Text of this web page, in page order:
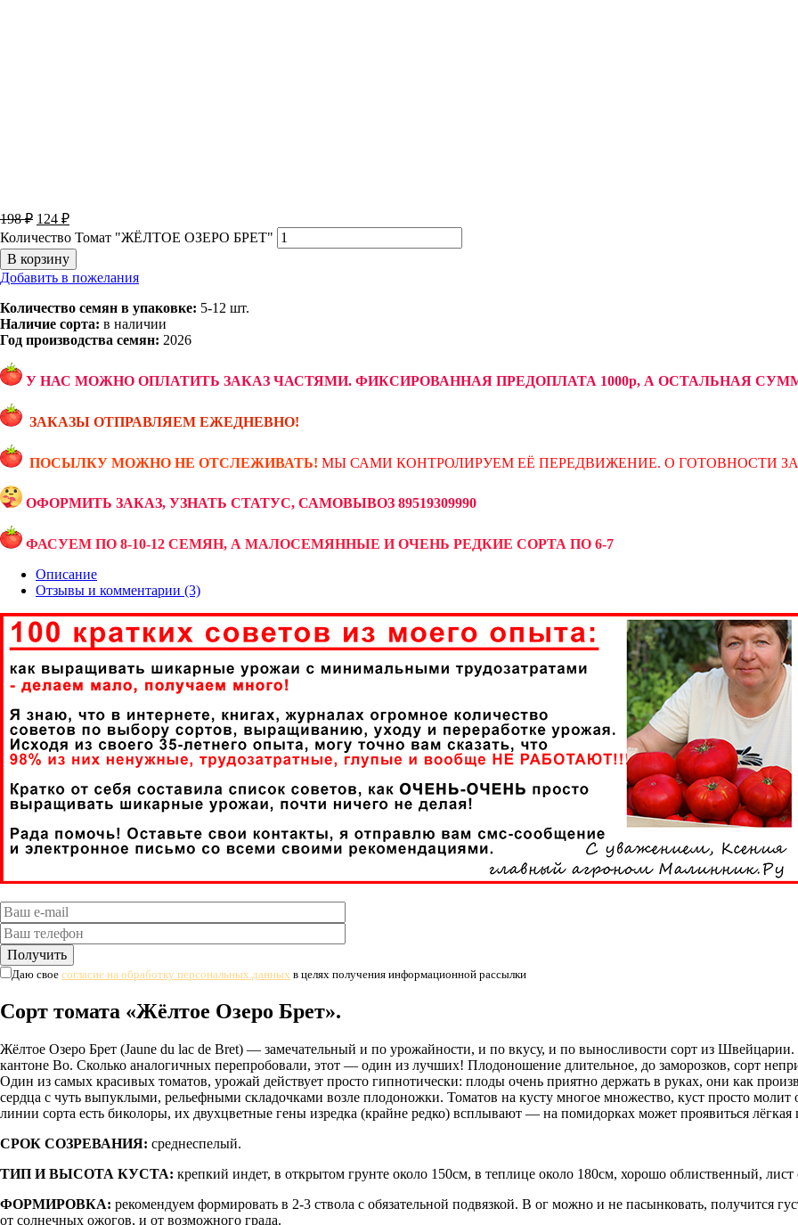
198₽ 124 ₽
Количество Томат "ЖЁЛТОЕ ОЗЕРО БРЕТ"
В корзину
Добавить в пожелания
Количество семян в упаковке: 5-12 шт.
Наличие сорта: в наличии
Год производства семян: 2026
У НАС МОЖНО ОПЛАТИТЬ ЗАКАЗ ЧАСТЯМИ. ФИКСИРОВАННАЯ ПРЕДОПЛАТА 1000р, А ОСТАЛЬНАЯ
ЗАКАЗЫ ОТПРАВЛЯЕМ ЕЖЕДНЕВНО!
ПОСЫЛКУ МОЖНО НЕ ОТСЛЕЖИВАТЬ! МЫ САМИ КОНТРОЛИРУЕМ ЕЁ ПЕРЕДВИЖЕНИЕ. О ГОТОВНОСТИ
ОФОРМИТЬ ЗАКАЗ, УЗНАТЬ СТАТУС, САМОВЫВОЗ 89519309990
ФАСУЕМ ПО 8-10-12 СЕМЯН, А МАЛОСЕМЯННЫЕ И ОЧЕНЬ РЕДКИЕ СОРТА ПО 6-7
Описание
Отзывы и комментарии (3)
Даю свое согласие на обработку персональных данных в целях получения информационной рассылки
Сорт томата «Жёлтое Озеро Брет».
Жёлтое Озеро Брет (Jaune du lac de Bret) — замечательный и по урожайности, и по вкусу, и по выносливости сорт из
кантоне Во. Сколько аналогичных перепробовали, этот — один из лучших! Плодоношение длительное, до заморозков, сорт
Один из самых красивых томатов, урожай действует просто гипнотически: плоды очень приятно держать в руках, они как
сердца с чуть выпуклыми, рельефными складочками возле плодоножки. Томатов на кусту многое множество, куст просто молит
линии сорта есть биколоры, их двухцветные гены изредка (крайне редко) всплывают — на помидорках может проявиться
СРОК СОЗРЕВАНИЯ: среднеспелый.
ТИП И ВЫСОТА КУСТА: крепкий индет, в открытом грунте около 150см, в теплице около 180см, хорошо облиственный,
ФОРМИРОВКА: рекомендуем формировать в 2-3 ствола с обязательной подвязкой. В ог можно и не пасынковать, получится
от солнечных ожогов, и от возможного града.